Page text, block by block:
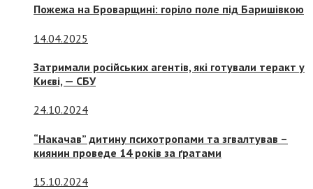
Пожежа на Броварщині: горіло поле під Баришівкою
14.04.2025
Затримали російських агентів, які готували теракт у
Києві, — СБУ
24.10.2024
“Накачав” дитину психотропами та згвалтував –
киянин проведе 14 років за ґратами
15.10.2024